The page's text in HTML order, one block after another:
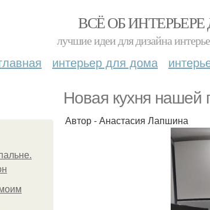
ВСЁ ОБ
лучшие идеи для дизайна
интерьер для дома
Новая кухня нашей
Автор - Анастасия Лапшина